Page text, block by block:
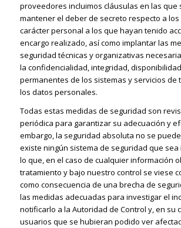
proveedores incluimos cláusulas en las que
mantener el deber de secreto respecto a
carácter personal a los que hayan tenido
encargo realizado, así como implantar las
seguridad técnicas y organizativas
la confidencialidad, integridad,
permanentes de los sistemas y servicios de
los datos personales.
Todas estas medidas de seguridad son
periódica para garantizar su adecuación y
embargo, la seguridad absoluta no se
existe ningún sistema de seguridad que
lo que, en el caso de cualquier información
tratamiento y bajo nuestro control se viese
como consecuencia de una brecha de
las medidas adecuadas para investigar el
notificarlo a la Autoridad de Control y, en su
usuarios que se hubieran podido ver